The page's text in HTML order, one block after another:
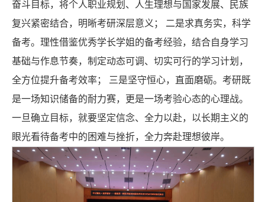
奋斗目标，将个人职业规划、人生理想与国家发展、民族
复兴紧密结合，明晰考研深层意义； 二是求真务实，科学
备考。理性借鉴优秀学长学姐的备考经验，结合自身学习
基础与作息节奏，制定动态可调、切实可行的学习计划，
全方位提升备考效率； 三是坚守恒心，直面磨砺。考研既
是一场知识储备的耐力赛，更是一场考验心态的心理战。
一旦确立目标，就要坚定信念、全力以赴，以长期主义的
眼光看待备考中的困难与挫折，全力奔赴理想彼岸。